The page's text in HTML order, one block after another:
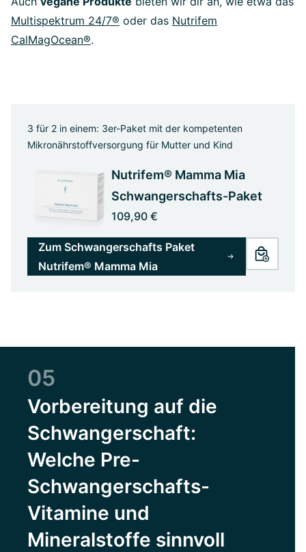
Multispektrum 24/7® oder das Nutrifem
CalMagOcean®.
3 für 2 in einem: 3er-Paket mit der kompetenten
Mikronährstoffversorgung für Mutter und Kind
Nutrifem® Mamma Mia
Schwangerschafts-Paket
109,90 €
Zum Schwangerschafts Paket
Nutrifem® Mamma Mia
05
Vorbereitung auf die
Schwangerschaft:
Welche Pre-
Schwangerschafts-
Vitamine und
Mineralstoffe sinnvoll